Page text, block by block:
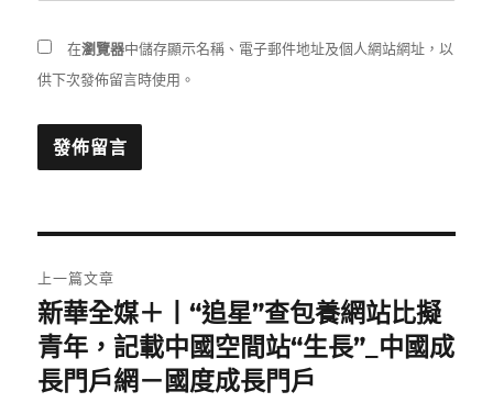
在瀏覽器中儲存顯示名稱、電子郵件地址及個人網站網址，以
供下次發佈留言時使用。
章
導
覽
上一篇文章
上
一
篇
新華全媒＋丨“追星”查包養網站比擬
青年，記載中國空間站“生長”_中國成
長門戶網－國度成長門戶